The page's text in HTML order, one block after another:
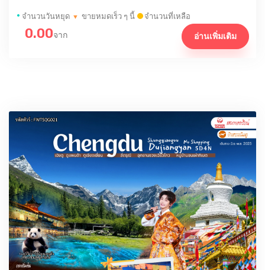
• จำนวนวันหยุด ▼ ขายหมดเร็ว ๆ นี้ จำนวนที่เหลือ
0.00จาก อ่านเพิ่มเติม